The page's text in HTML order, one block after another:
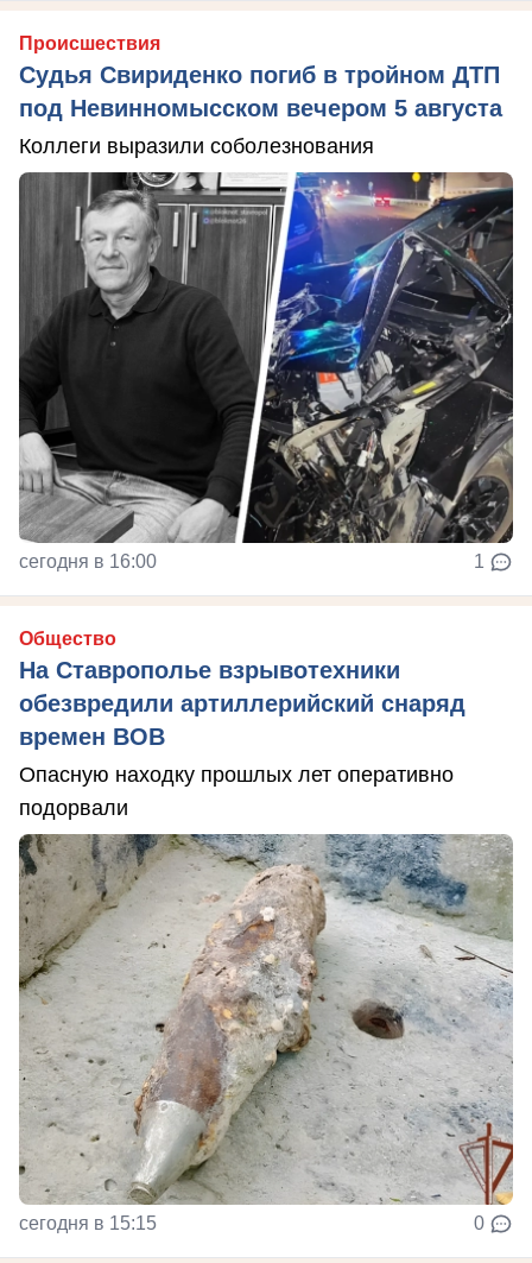
Происшествия
Судья Свириденко погиб в тройном ДТП
под Невинномысском вечером 5 августа
Коллеги выразили соболезнования
сегодня в 16:00 1
Общество
На Ставрополье взрывотехники
обезвредили артиллерийский снаряд
времен ВОВ
Опасную находку прошлых лет оперативно
подорвали
сегодня в 15:15 0